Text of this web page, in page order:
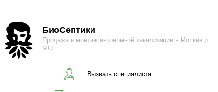
БиоСептики
Продажа и монтаж автономной канализации в Москве и
МО
Вызвать специалиста